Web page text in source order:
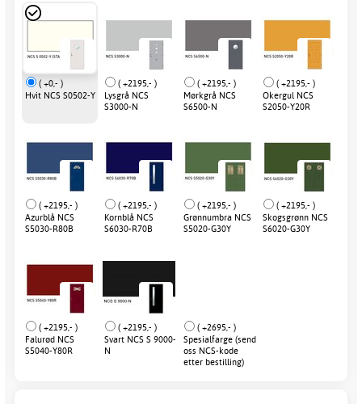
( +0,- )
Hvit NCS S0502-Y
( +2195,- )
Lysgrå NCS
S3000-N
( +2195,- )
Mørkgrå NCS
S6500-N
( +2195,- )
Okergul NCS
S2050-Y20R
( +2195,- )
Azurblå NCS
S5030-R80B
( +2195,- )
Kornblå NCS
S6030-R70B
( +2195,- )
Grønnumbra NCS
S5020-G30Y
( +2195,- )
Skogsgrønn NCS
S6020-G30Y
( +2195,- )
Falurød NCS
S5040-Y80R
( +2195,- )
Svart NCS S 9000-
N
( +2695,- )
Spesialfarge (send
oss NCS-kode
etter bestilling)